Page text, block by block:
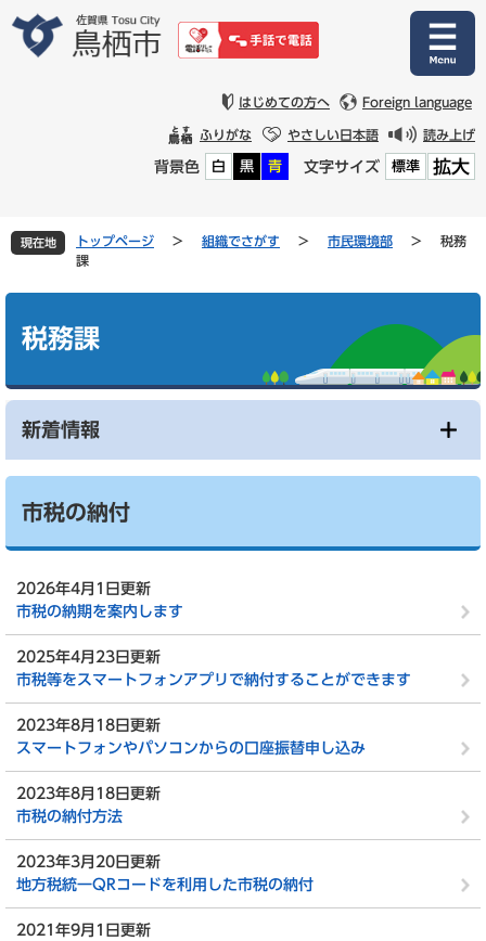
文
はじめての方へ Foreign language
ふりがな やさしい日本語 読み上げ
背景色 白 黒 青 文字サイズ 標準 拡大
現在地 トップページ > 組織でさがす > 市民環境部 >
税務
課
税務課
新着情報
市税の納付
2026年4月1日更新
市税の納期を案内します
2025年4月23日更新
市税等をスマートフォンアプリで納付することができます
2023年8月18日更新
スマートフォンやパソコンからの口座振替申し込み
2023年8月18日更新
市税の納付方法
2023年3月20日更新
地方税統一QRコードを利用した市税の納付
2021年9月1日更新